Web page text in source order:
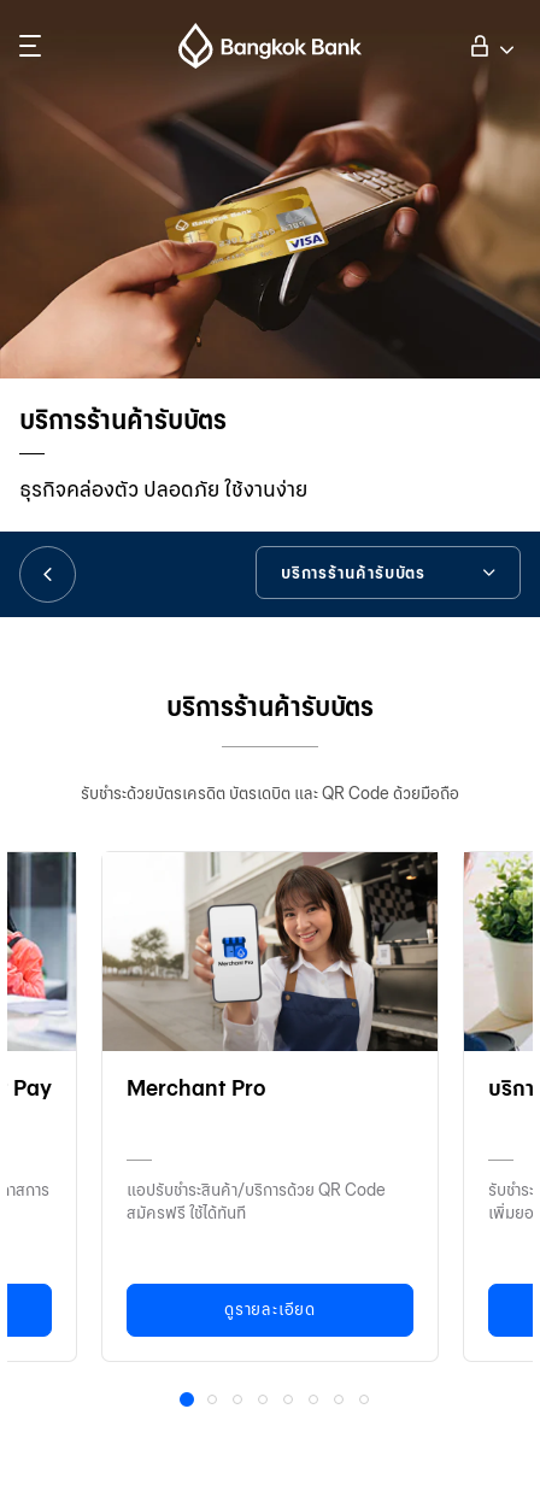
ลูกค้าบุคคล
กิจการธนาคารต่างประเทศ
นักลงทุนสัมพันธ์
เกี่ยวกับธนาคารกรุงเทพ
華人事務
บริการร้านค้ารับบัตร
ธุรกิจคล่องตัว ปลอดภัย ใช้งานง่าย
บริการร้านค้ารับบัตร
บริการ Be Smart
เครื่องมือช่วยเหลือ
บริการร้านค้ารับบัตร
รับชำระด้วยบัตรเครดิต บัตรเดบิต และ QR Code ด้วยมือถือ
Pay
าสการ
Merchant Pro
แอปรับชำระสินค้า/บริการด้วย QR Code
สมัครฟรี ใช้ได้ทันที
ดูรายละเอียด
บริกา
รับชำร
เพิ่มยอ
1 2 3 4 5 6 7 8